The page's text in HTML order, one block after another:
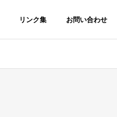
リンク集 お問い合わせ